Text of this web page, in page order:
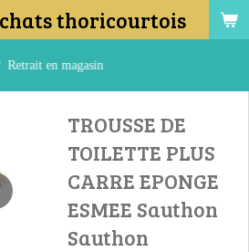
thoricourtois
Retrait en magasin
TROUSSE DE
TOILETTE PLUS
CARRE EPONGE
ESMEE Sauthon
Sauthon